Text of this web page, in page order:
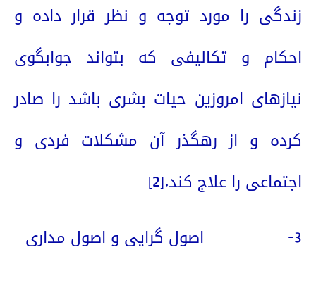
زندگی را مورد توجه و نظر قرار داده و
احکام و تکالیفی که بتواند جوابگوی
نیازهای امروزین حیات بشری باشد را صادر
کرده و از رهگذر آن مشکلات فردی و
اجتماعی را علاج کند.[2]
3-
اصول گرایی و اصول مداری